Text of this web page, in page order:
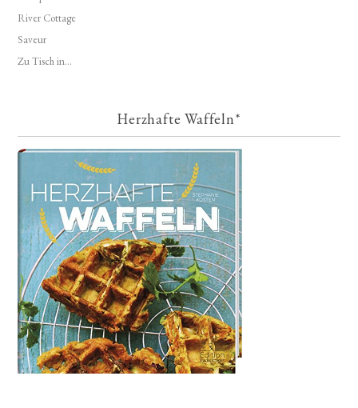
River Cottage
Saveur
Zu Tisch in...
Herzhafte Waffeln*